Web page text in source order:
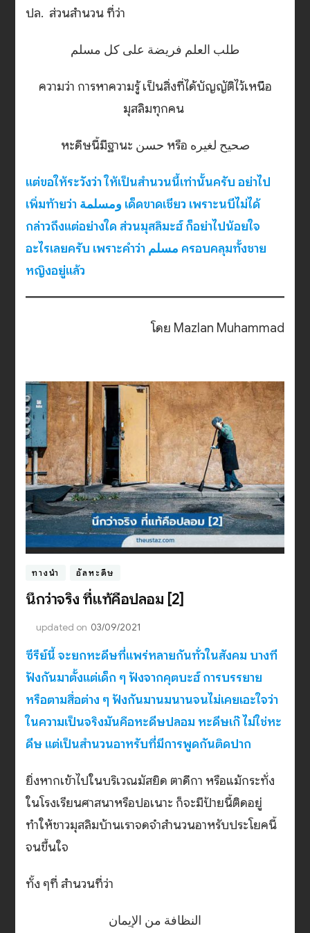
ปล. ส่วนสำนวน ที่ว่า
طلب العلم فريضة على كل مسلم
ความว่า การหาความรู้ เป็นสิ่งที่ได้บัญญัติไว้เหนือ
มุสลิมทุกคน
หะดีษนี้มีฐานะ حسن หรือ صحيح لغيره
แต่ขอให้ระวังว่า ให้เป็นสำนวนนี้เท่านั้นครับ อย่าไป
เพิ่มท้ายว่า ومسلمة เด็ดขาดเชียว เพราะนบีไม่ได้
กล่าวถึงแต่อย่างใด ส่วนมุสลิมะฮ์ ก็อย่าไปน้อยใจ
อะไรเลยครับ เพราะคำว่า مسلم ครอบคลุมทั้งชาย
หญิงอยู่แล้ว
โดย Mazlan Muhammad
ทางนำ อัลหะดีษ
นึกว่าจริง ที่แท้คือปลอม [2]
updated on 03/09/2021
ซีรีย์นี้ จะยกหะดีษที่แพร่หลายกันทั่วในสังคม บางที
ฟังกันมาตั้งแต่เด็ก ๆ ฟังจากคุตบะฮ์ การบรรยาย
หรือตามสื่อต่าง ๆ ฟังกันมานมนานจนไม่เคยเอะใจว่า
ในความเป็นจริงมันคือหะดีษปลอม หะดีษเก๊ ไม่ใช่หะ
ดีษ แต่เป็นสำนวนอาหรับที่มีการพูดกันติดปาก
ยิ่งหากเข้าไปในบริเวณมัสยิด ตาดีกา หรือแม้กระทั่ง
ในโรงเรียนศาสนาหรือปอเนาะ ก็จะมีป้ายนี้ติดอยู่
ทำให้ชาวมุสลิมบ้านเราจดจำสำนวนอาหรับประโยคนี้
จนขึ้นใจ
ทั้ง ๆที่ สำนวนที่ว่า
النظافة من الإيمان